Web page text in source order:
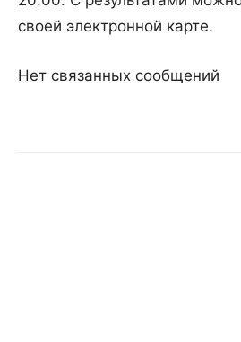
своей электронной карте.
Нет связанных сообщений